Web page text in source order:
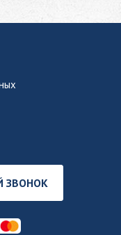
ЗВОНОК